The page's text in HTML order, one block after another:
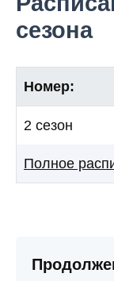
сезона
Номер:
2 сезон
Полное